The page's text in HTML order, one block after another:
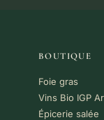
BOUTIQUE
Foie gras
Vins Bio IGP
Épicerie salée